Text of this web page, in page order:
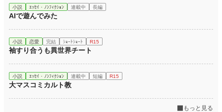
小説 ｴｯｾｲ・ﾉﾝﾌｨｸｼｮﾝ 連載中 長編
AIで遊んでみた
小説 恋愛 完結 ｼｮｰﾄｼｮｰﾄ R15
袖すり合うも異世界チート
小説 ｴｯｾｲ・ﾉﾝﾌｨｸｼｮﾝ 連載中 短編 R15
大マスコミカルト教
もっと見る